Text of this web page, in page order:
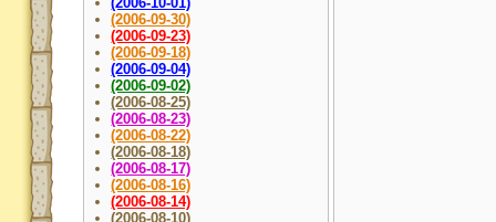
(2006-09-30)
(2006-09-23)
(2006-09-18)
(2006-09-04)
(2006-09-02)
(2006-08-25)
(2006-08-23)
(2006-08-22)
(2006-08-18)
(2006-08-17)
(2006-08-16)
(2006-08-14)
(2006-08-10)